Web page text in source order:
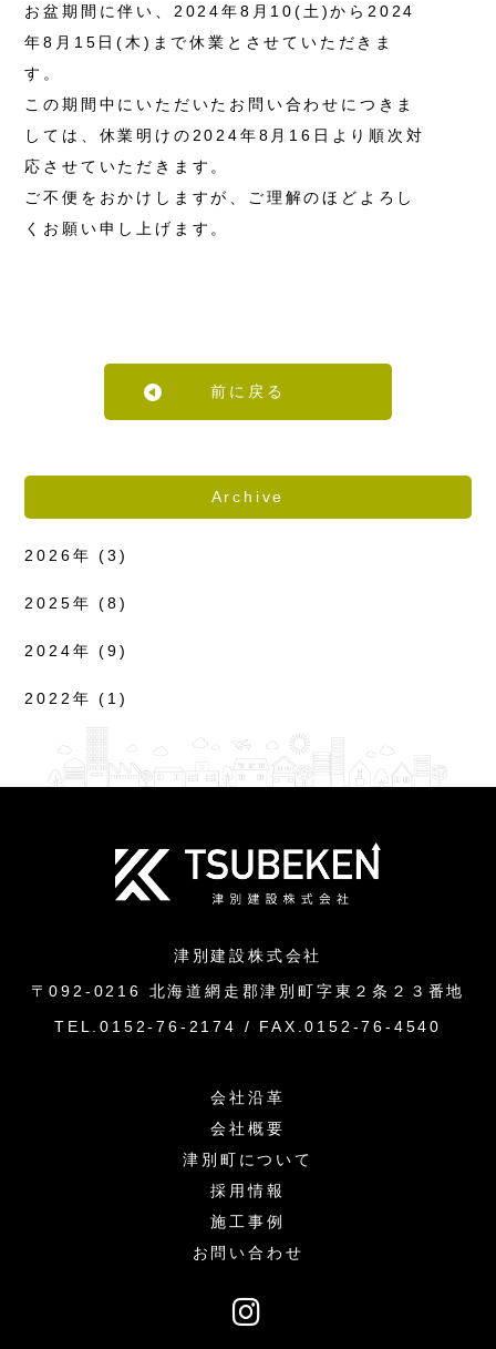
お盆期間に伴い、2024年8月10(土)から2024
年8月15日(木)まで休業とさせていただきま
す。
この期間中にいただいたお問い合わせにつきま
しては、休業明けの2024年8月16日より順次対
応させていただきます。
ご不便をおかけしますが、ご理解のほどよろし
くお願い申し上げます。
前に戻る
Archive
2026年 (3)
2025年 (8)
2024年 (9)
2022年 (1)
津別建設株式会社
〒092-0216 北海道網走郡津別町字東２条２３番地
TEL.0152-76-2174 / FAX.0152-76-4540
会社沿革
会社概要
津別町について
採用情報
施工事例
お問い合わせ